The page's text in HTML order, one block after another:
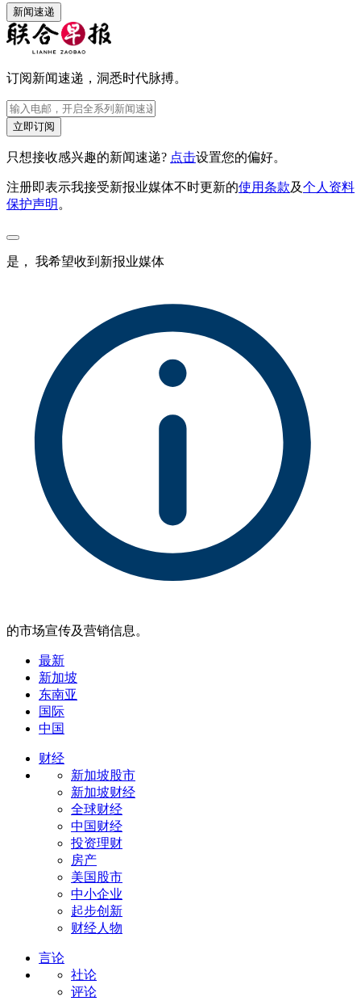
新闻速递
订阅新闻速递，洞悉时代脉搏。
立即订阅
只想接收感兴趣的新闻速递? 点击设置您的偏好。
注册即表示我接受新报业媒体不时更新的使用条款及个人资料
保护声明 。
是， 我希望收到新报业媒体
的市场宣传及营销信息。
最新
新加坡
东南亚
国际
中国
财经
新加坡股市
新加坡财经
全球财经
中国财经
投资理财
房产
美国股市
中小企业
起步创新
财经人物
言论
社论
评论